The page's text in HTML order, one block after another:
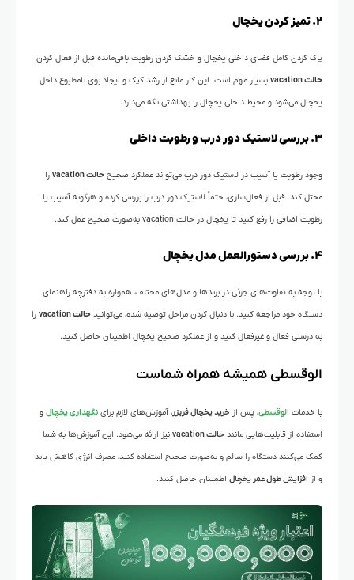
۲. تمیز کردن یخچال
پاک کردن کامل فضای داخلی یخچال و خشک کردن رطوبت باقی‌مانده قبل از فعال کردن
حالت vacation بسیار مهم است. این کار مانع از رشد کپک و ایجاد بوی نامطبوع داخل
یخچال می‌شود و محیط داخلی یخچال را بهداشتی نگه می‌دارد.
۳. بررسی لاستیک دور درب و رطوبت داخلی
وجود رطوبت یا آسیب در لاستیک دور درب می‌تواند عملکرد صحیح حالت vacation را
مختل کند. قبل از فعال‌سازی، حتماً لاستیک دور درب را بررسی کرده و هرگونه آسیب یا
رطوبت اضافی را رفع کنید تا یخچال در حالت vacation به‌صورت صحیح عمل کند.
۴. بررسی دستورالعمل مدل یخچال
با توجه به تفاوت‌های جزئی در برندها و مدل‌های مختلف، همواره به دفترچه راهنمای
دستگاه خود مراجعه کنید. با دنبال کردن مراحل توصیه شده، می‌توانید حالت vacation را
به درستی فعال و غیرفعال کنید و از عملکرد صحیح یخچال اطمینان حاصل کنید.
الوقسطی همیشه همراه شماست
با خدمات الوقسطی، پس از خرید یخچال فریزر، آموزش‌های لازم برای نگهداری یخچال و
استفاده از قابلیت‌هایی مانند حالت vacation نیز ارائه می‌شود. این آموزش‌ها به شما
کمک می‌کنند دستگاه را سالم و به‌صورت صحیح استفاده کنید، مصرف انرژی کاهش یابد
و از افزایش طول عمر یخچال اطمینان حاصل کنید.